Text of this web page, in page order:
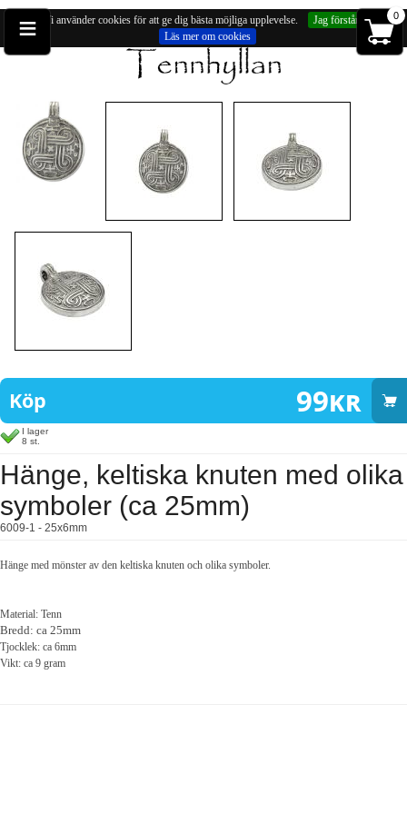
Vi använder cookies för att ge dig bästa möjliga upplevelse.
Jag förstår
Läs mer om cookies
≡ 0
» Hänge, keltiska knuten med olika symboler (ca 25mm)
Hänge, keltiska knuten med olika
symboler (ca 25mm)
6009-1 - 25x6mm
Hänge med mönster av den keltiska knuten och olika symboler.
Material: Tenn
Bredd: ca 25mm
Tjocklek: ca 6mm
Vikt: ca 9 gram
Köp 99kr
I lager
8 st.